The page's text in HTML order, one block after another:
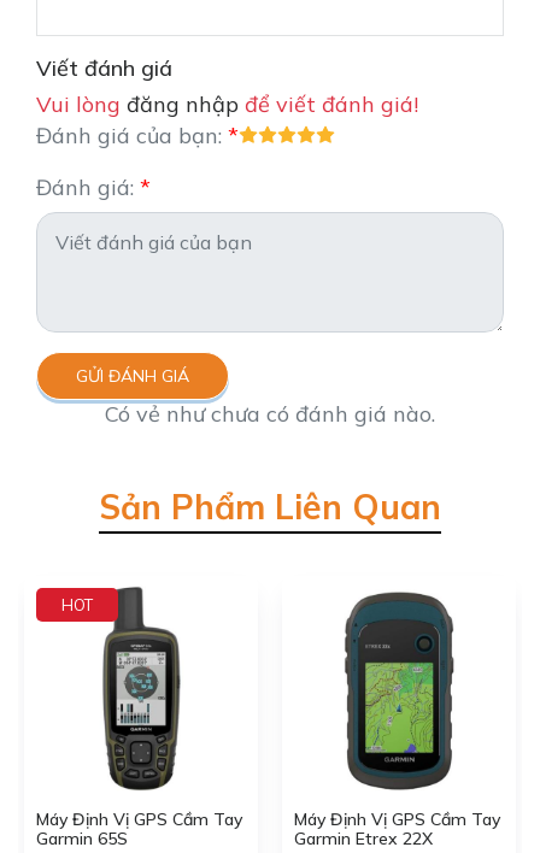
Viết đánh giá
Vui lòng đăng nhập để viết đánh giá!
Đánh giá của bạn:
Đánh giá:
GỬI ĐÁNH GIÁ
Có vẻ như chưa có đánh giá nào.
Sản Phẩm Liên Quan
HOT
Máy Định Vị GPS Cầm Tay
Garmin 65S
Máy Định Vị GPS Cầm Tay
Garmin Etrex 22X